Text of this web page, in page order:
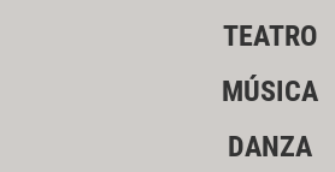
TEATRO
MÚSICA
DANZA